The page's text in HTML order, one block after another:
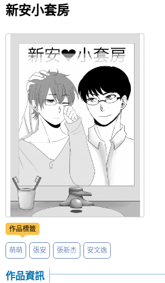
會員功能選單
註冊會員
登入
新安小套房
作品標籤
萌萌 張安 張新杰 安文逸
作品資訊